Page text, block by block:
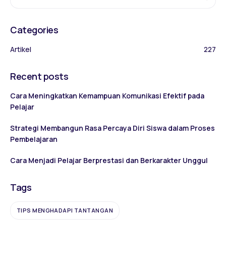
Categories
Artikel 227
Recent posts
Cara Meningkatkan Kemampuan Komunikasi Efektif pada
Pelajar
Strategi Membangun Rasa Percaya Diri Siswa dalam Proses
Pembelajaran
Cara Menjadi Pelajar Berprestasi dan Berkarakter Unggul
Tags
TIPS MENGHADAPI TANTANGAN